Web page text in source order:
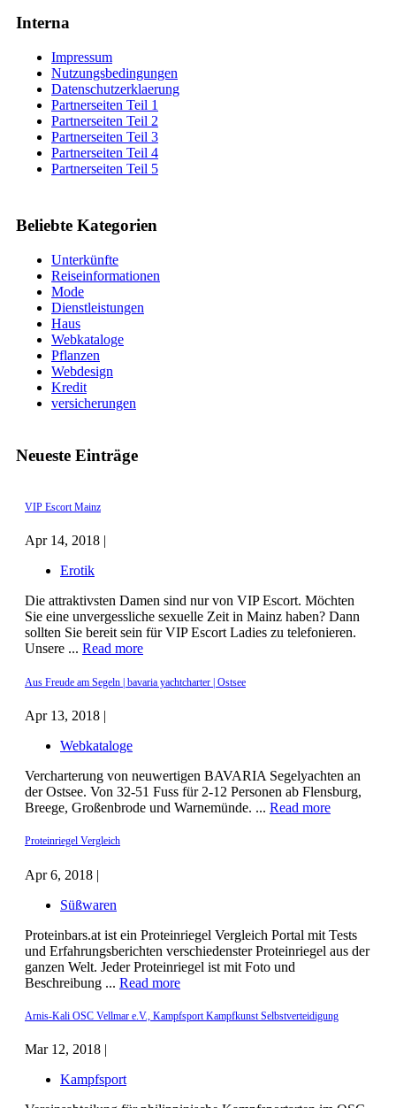
Beliebte Kategorien
Unterkünfte
Reiseinformationen
Mode
Dienstleistungen
Haus
Webkataloge
Pflanzen
Webdesign
Kredit
versicherungen
Neueste Einträge
VIP Escort Mainz
Apr 14, 2018 |
Erotik
Die attraktivsten Damen sind nur von VIP Escort. Möchten
Sie eine unvergessliche sexuelle Zeit in Mainz haben? Dann
sollten Sie bereit sein für VIP Escort Ladies zu telefonieren.
Unsere ... Read more
Aus Freude am Segeln | bavaria yachtcharter | Ostsee
Apr 13, 2018 |
Webkataloge
Vercharterung von neuwertigen BAVARIA Segelyachten an
der Ostsee. Von 32-51 Fuss für 2-12 Personen ab Flensburg,
Breege, Großenbrode und Warnemünde. ... Read more
Proteinriegel Vergleich
Apr 6, 2018 |
Süßwaren
Proteinbars.at ist ein Proteinriegel Vergleich Portal mit Tests
und Erfahrungsberichten verschiedenster Proteinriegel aus der
ganzen Welt. Jeder Proteinriegel ist mit Foto und
Beschreibung ... Read more
Arnis-Kali OSC Vellmar e.V., Kampfsport Kampfkunst Selbstverteidigung
Mar 12, 2018 |
Kampfsport
Interna
Impressum
Nutzungsbedingungen
Datenschutzerklaerung
Partnerseiten Teil 1
Partnerseiten Teil 2
Partnerseiten Teil 3
Partnerseiten Teil 4
Partnerseiten Teil 5